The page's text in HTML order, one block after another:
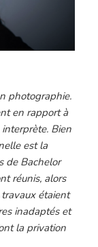
photographie.
en rapport à
Bien
est la
de Bachelor
réunis, alors
étaient
inadaptés et
la privation